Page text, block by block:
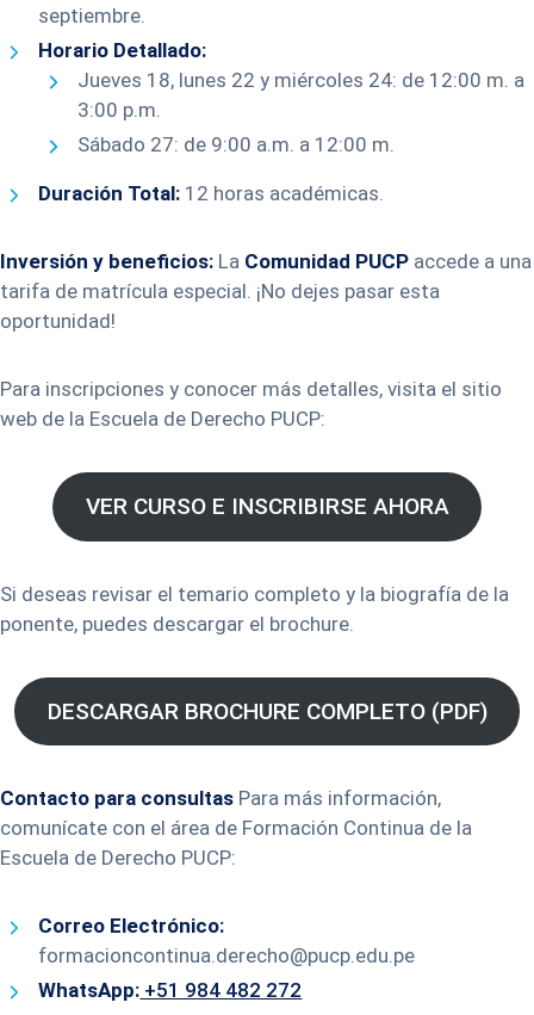
septiembre.
Horario Detallado:
Jueves 18, lunes 22 y miércoles 24: de 12:00 m. a
3:00 p.m.
Sábado 27: de 9:00 a.m. a 12:00 m.
Duración Total: 12 horas académicas.
Inversión y beneficios: La Comunidad PUCP accede a una
tarifa de matrícula especial. ¡No dejes pasar esta
oportunidad!
Para inscripciones y conocer más detalles, visita el sitio
web de la Escuela de Derecho PUCP:
VER CURSO E INSCRIBIRSE AHORA
Si deseas revisar el temario completo y la biografía de la
ponente, puedes descargar el brochure.
DESCARGAR BROCHURE COMPLETO (PDF)
Contacto para consultas Para más información,
comunícate con el área de Formación Continua de la
Escuela de Derecho PUCP:
Correo Electrónico:
formacioncontinua.derecho@pucp.edu.pe
WhatsApp: +51 984 482 272